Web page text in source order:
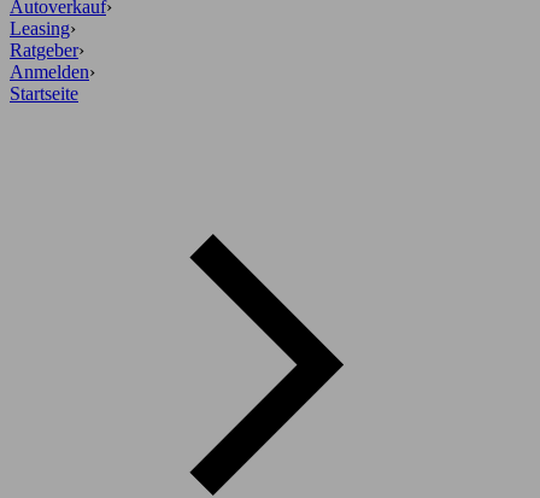
Autoverkauf›
Leasing›
Ratgeber›
Anmelden›
Startseite